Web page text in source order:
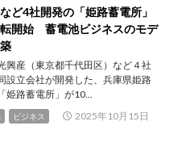
ど4社開発の「姫路蓄電所」
開始 蓄電池ビジネスのモデ
興産（東京都千代田区）など４社
設立会社が開発した、兵庫県姫路
姫路蓄電所」が10...
ビジネス 2025年10月15日